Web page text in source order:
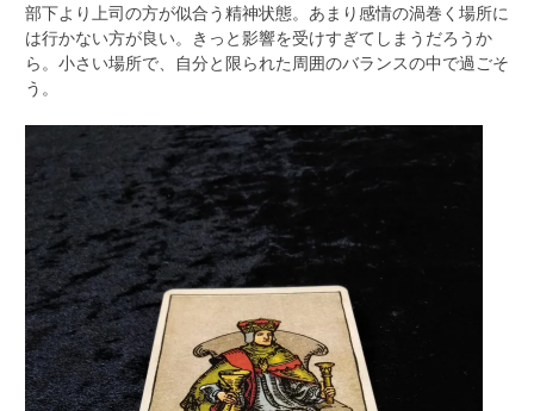
部下より上司の方が似合う精神状態。あまり感情の渦巻く場所に
は行かない方が良い。きっと影響を受けすぎてしまうだろうか
ら。小さい場所で、自分と限られた周囲のバランスの中で過ごそ
う。